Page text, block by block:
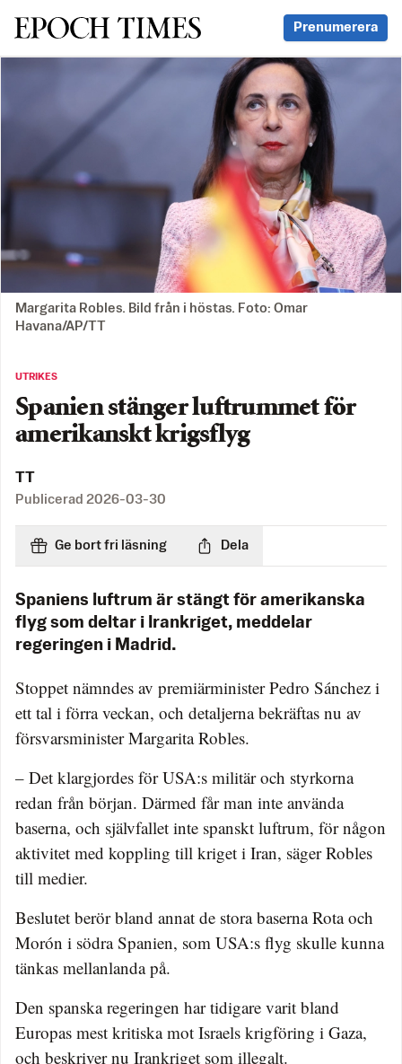
Svenska Epoch Times Prenumerera
Margarita Robles. Bild från i höstas. Foto: Omar
Havana/AP/TT
UTRIKES
Spanien stänger luftrummet för
amerikanskt krigsflyg
TT
Publicerad 2026-03-30
Ge bort fri läsning Dela
Spaniens luftrum är stängt för amerikanska
flyg som deltar i Irankriget, meddelar
regeringen i Madrid.
Stoppet nämndes av premiärminister Pedro Sánchez i
ett tal i förra veckan, och detaljerna bekräftas nu av
försvarsminister Margarita Robles.
– Det klargjordes för USA:s militär och styrkorna
redan från början. Därmed får man inte använda
baserna, och självfallet inte spanskt luftrum, för någon
aktivitet med koppling till kriget i Iran, säger Robles
till medier.
Beslutet berör bland annat de stora baserna Rota och
Morón i södra Spanien, som USA:s flyg skulle kunna
tänkas mellanlanda på.
Den spanska regeringen har tidigare varit bland
Europas mest kritiska mot Israels krigföring i Gaza,
och beskriver nu Irankriget som illegalt.